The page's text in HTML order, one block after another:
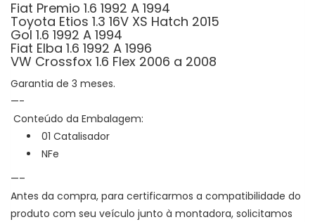
Fiat Premio 1.6 1992 A 1994
Toyota Etios 1.3 16V XS Hatch 2015
Gol 1.6 1992 A 1994
Fiat Elba 1.6 1992 A 1996
VW Crossfox 1.6 Flex 2006 a 2008
Garantia de 3 meses.
—-
Conteúdo da Embalagem:
01 Catalisador
NFe
—–
Antes da compra, para certificarmos a compatibilidade do
produto com seu veículo junto à montadora, solicitamos